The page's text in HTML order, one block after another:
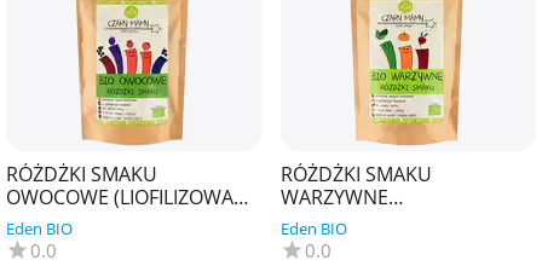
RÓŻDŻKI SMAKU
OWOCOWE (LIOFILIZOWANE
OWOCE) BIO (10 x 2 g) 20 g -
HELPA
Eden BIO
0.0
RÓŻDŻKI SMAKU
WARZYWNE
(LIOFILIZOWANE WARZYWA)
BIO (9 x 2 g) 18 g - HELPA
Eden BIO
0.0